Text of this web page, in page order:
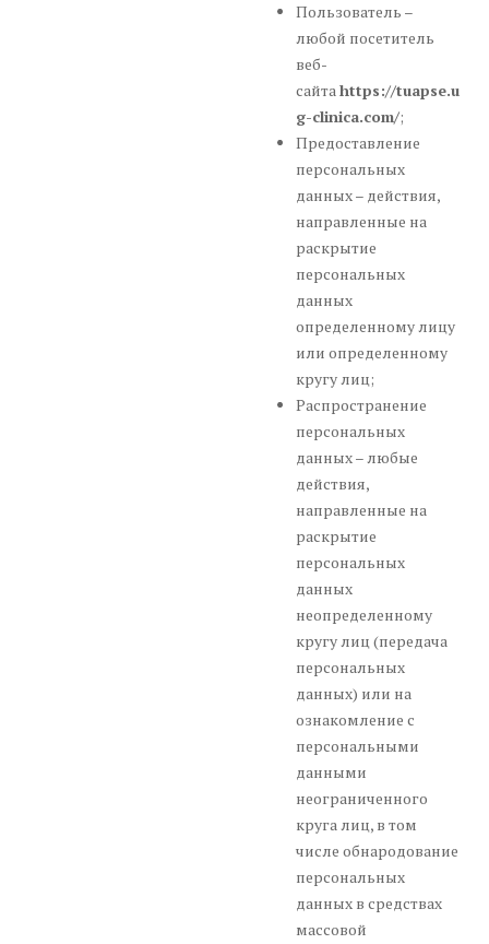
Пользователь –
любой посетитель
веб-
сайтаhttps://tuapse.u
g-clinica.com/;
Предоставление
персональных
данных – действия,
направленные на
раскрытие
персональных
данных
определенному лицу
или определенному
кругу лиц;
Распространение
персональных
данных – любые
действия,
направленные на
раскрытие
персональных
данных
неопределенному
кругу лиц (передача
персональных
данных) или на
ознакомление с
персональными
данными
неограниченного
круга лиц, в том
числе обнародование
персональных
данных в средствах
массовой